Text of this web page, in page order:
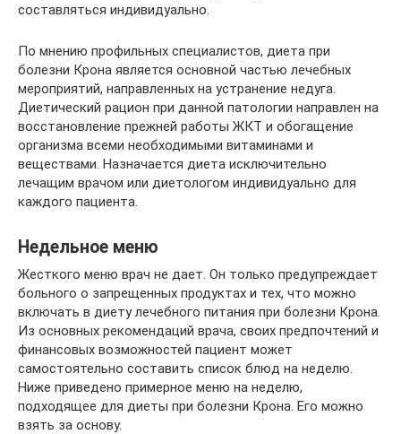
составляться индивидуально.
По мнению профильных специалистов, диета при
болезни Крона является основной частью лечебных
мероприятий, направленных на устранение недуга.
Диетический рацион при данной патологии направлен на
восстановление прежней работы ЖКТ и обогащение
организма всеми необходимыми витаминами и
веществами. Назначается диета исключительно
лечащим врачом или диетологом индивидуально для
каждого пациента.
Недельное меню
Жесткого меню врач не дает. Он только предупреждает
больного о запрещенных продуктах и тех, что можно
включать в диету лечебного питания при болезни Крона.
Из основных рекомендаций врача, своих предпочтений и
финансовых возможностей пациент может
самостоятельно составить список блюд на неделю.
Ниже приведено примерное меню на неделю,
подходящее для диеты при болезни Крона. Его можно
взять за основу.